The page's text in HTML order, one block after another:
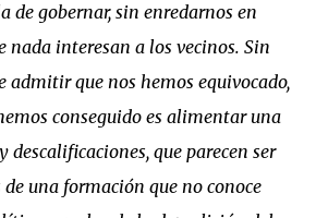
de gobernar, sin enredarnos en
nada interesan a los vecinos. Sin
admitir que nos hemos equivocado,
conseguido es alimentar una
descalificaciones, que parecen ser
de una formación que no conoce